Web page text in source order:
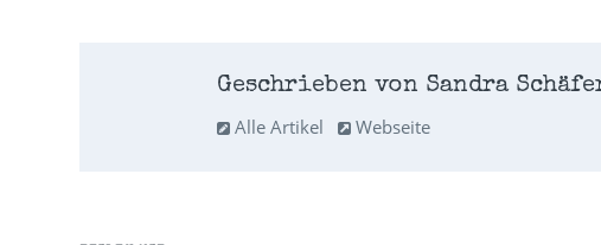
Geschrieben von Sandra
Alle Artikel
Webseite